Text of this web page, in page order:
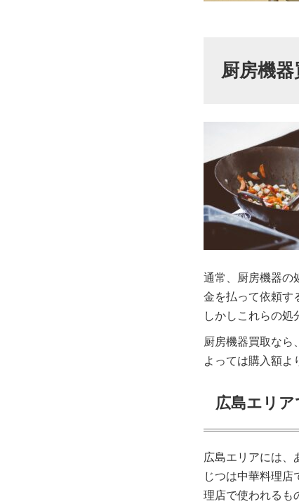
厨房機器
通常、厨房機器の
金を払って依頼す
しかしこれらの処
厨房機器買取なら
よっては購入額よ
広島エリ
広島エリアには、
じつは中華料理店
理店で使われるも